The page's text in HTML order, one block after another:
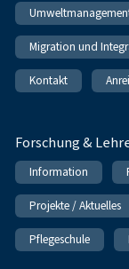
Migration und
Kontakt
Forschung &
Information
Projekte / Aktuelles
Pflegeschule